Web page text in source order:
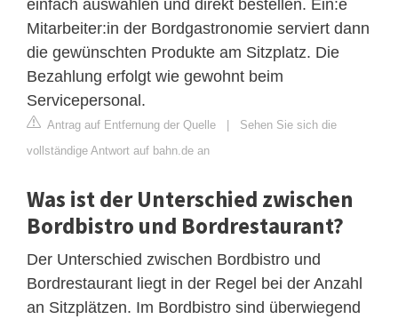
einfach auswählen und direkt bestellen. Ein:e
Mitarbeiter:in der Bordgastronomie serviert dann
die gewünschten Produkte am Sitzplatz. Die
Bezahlung erfolgt wie gewohnt beim
Servicepersonal.
Antrag auf Entfernung der Quelle | Sehen Sie sich die
vollständige Antwort auf bahn.de an
Was ist der Unterschied zwischen
Bordbistro und Bordrestaurant?
Der Unterschied zwischen Bordbistro und
Bordrestaurant liegt in der Regel bei der Anzahl
an Sitzplätzen. Im Bordbistro sind überwiegend